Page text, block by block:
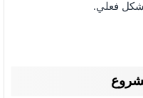
بشكل فعلي.